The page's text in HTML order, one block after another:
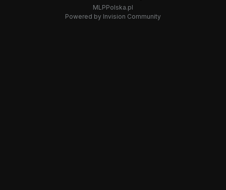
MLPPolska.pl
Powered by Invision Community